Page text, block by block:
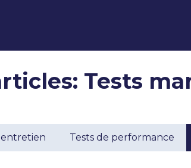
Tests
Tests de performance